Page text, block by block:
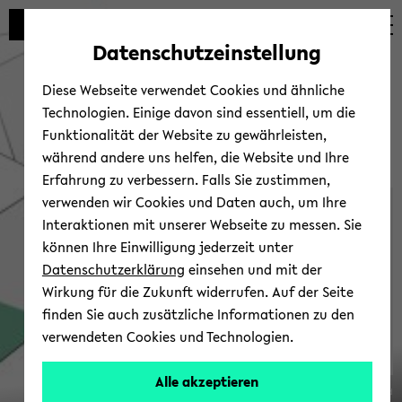
Automatische
vermeiden
zum
wechseln
zum
wechseln
zum
wechseln
Sonder­forschungsbereich
1288
Datenschutzeinstellung
Diese Webseite verwendet Cookies und ähnliche
Technologien. Einige davon sind essentiell, um die
Funktionalität der Website zu gewährleisten,
während andere uns helfen, die Website und Ihre
Erfahrung zu verbessern. Falls Sie zustimmen,
verwenden wir Cookies und Daten auch, um Ihre
Interaktionen mit unserer Webseite zu messen. Sie
können Ihre Einwilligung jederzeit unter
Datenschutzerklärung einsehen und mit der
Wirkung für die Zukunft widerrufen. Auf der Seite
finden Sie auch zusätzliche Informationen zu den
verwendeten Cookies und Technologien.
Alle akzeptieren